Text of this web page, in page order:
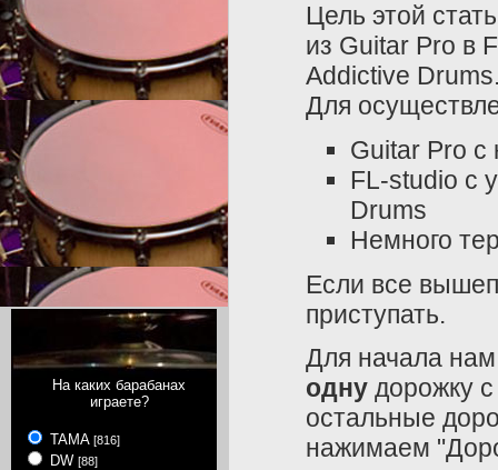
Цель этой
из Guitar Pro в
Addictive
Для
Guitar Pro с
FL-studio с
Drums
Немного
Если все
приступать.
Для начала нам
одну дорожку
остальные
нажимаем
На каких барабанах
играете?
TAMA [816]
DW [88]